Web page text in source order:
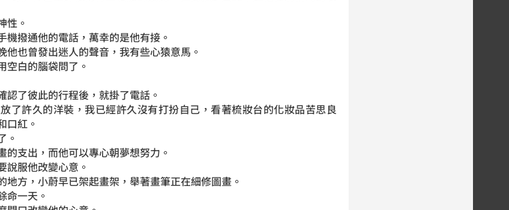
性。
機撥通他的電話，萬幸的是他有接。
他也曾發出迷人的聲音，我有些心猿意馬。
空白的腦袋問了。
認了彼此的行程後，就掛了電話。
了許久的洋裝，我已經許久沒有打扮自己，看著梳妝台的化妝品苦思良
口紅。
。
的支出，而他可以專心朝夢想努力。
說服他改變心意。
地方，小蔚早已架起畫架，舉著畫筆正在細修圖畫。
命一天。